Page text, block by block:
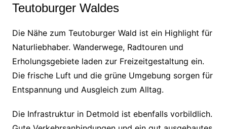
Teutoburger Waldes
Die Nähe zum Teutoburger Wald ist ein Highlight für
Naturliebhaber. Wanderwege, Radtouren und
Erholungsgebiete laden zur Freizeitgestaltung ein.
Die frische Luft und die grüne Umgebung sorgen für
Entspannung und Ausgleich zum Alltag.
Die Infrastruktur in Detmold ist ebenfalls vorbildlich.